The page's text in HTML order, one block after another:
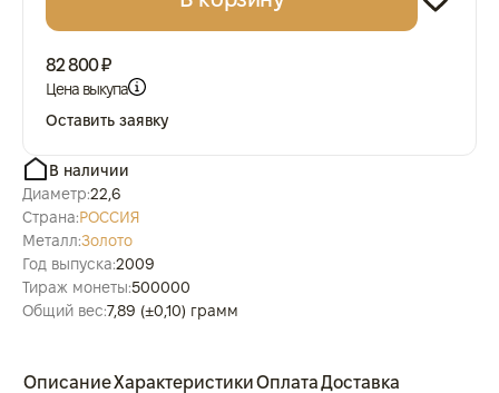
82 800 ₽
Цена выкупа
Оставить заявку
В наличии
Диаметр:22,6
Страна:РОССИЯ
Металл:Золото
Год выпуска:2009
Тираж монеты:500000
Общий вес:7,89 (±0,10) грамм
ОписаниеХарактеристикиОплатаДоставка